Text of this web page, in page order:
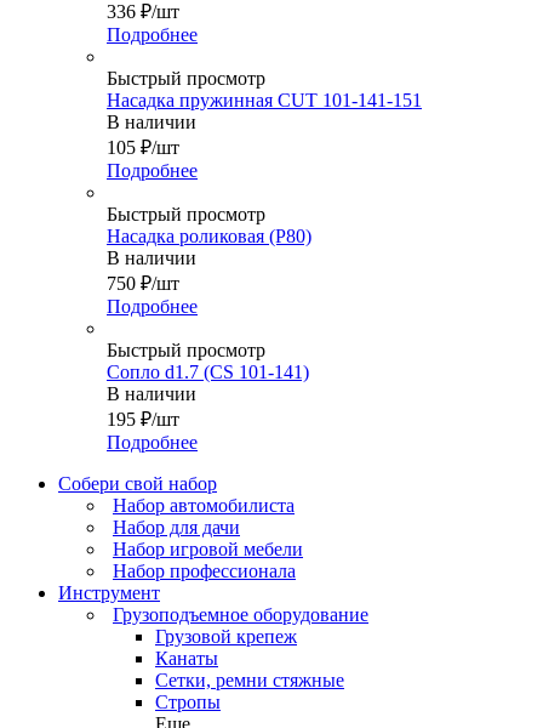
336 ₽/шт
Подробнее
Быстрый просмотр
Насадка пружинная CUT 101-141-151
В наличии
105 ₽/шт
Подробнее
Быстрый просмотр
Насадка роликовая (Р80)
В наличии
750 ₽/шт
Подробнее
Быстрый просмотр
Сопло d1.7 (CS 101-141)
В наличии
195 ₽/шт
Подробнее
Собери свой набор
Набор автомобилиста
Набор для дачи
Набор игровой мебели
Набор профессионала
Инструмент
Грузоподъемное оборудование
Грузовой крепеж
Канаты
Сетки, ремни стяжные
Стропы